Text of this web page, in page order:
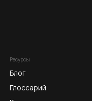
Ресурсы
Глоссарий
Блог